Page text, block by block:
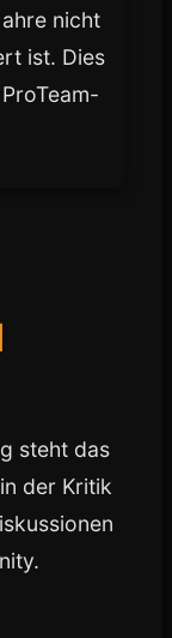
nicht
ist. Dies
steht das
der Kritik